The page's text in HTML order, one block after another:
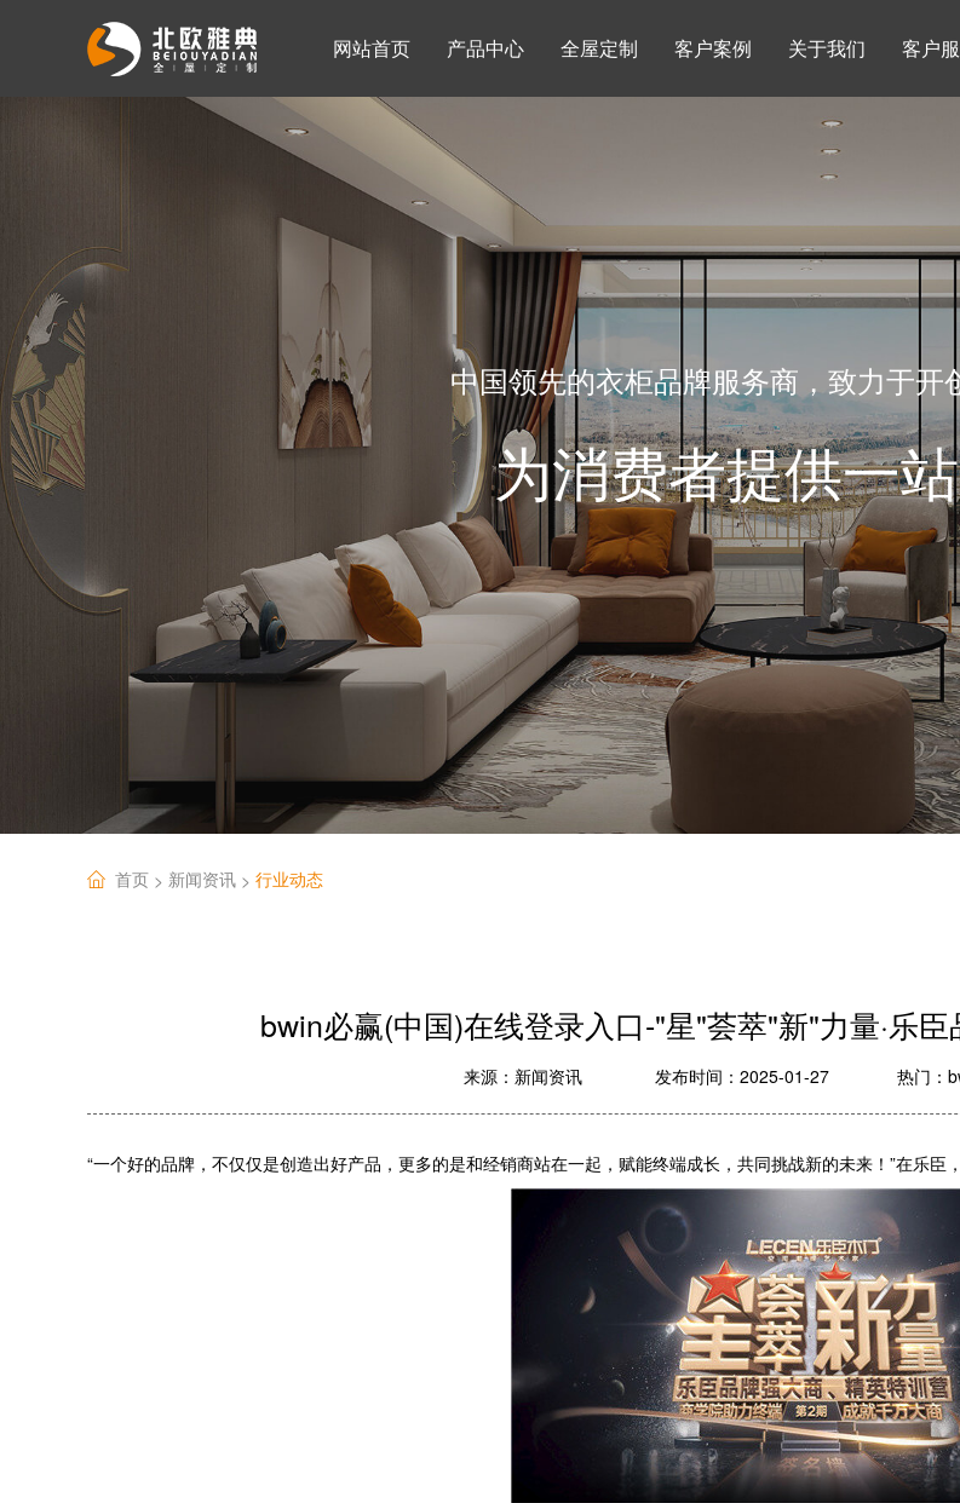
网站首页 产品中心 全屋定制 客户案例
书柜系列 酒柜系
关于我们
公司简介
客户
公司新闻
中国领先的衣柜品牌服务商，致力于开
为消费者提供一
首页 > 新闻资讯 > 行业动态
bwin必赢(中国)在线登录入口-"星"荟萃"新"力量·乐
来源： 新闻资讯 发布时间：2025-01-27 热门：
“一个好的品牌，不仅仅是创造出好产品，更多的是和经销商站在一起，赋能终端成长，共同挑战新的未来！”在乐臣